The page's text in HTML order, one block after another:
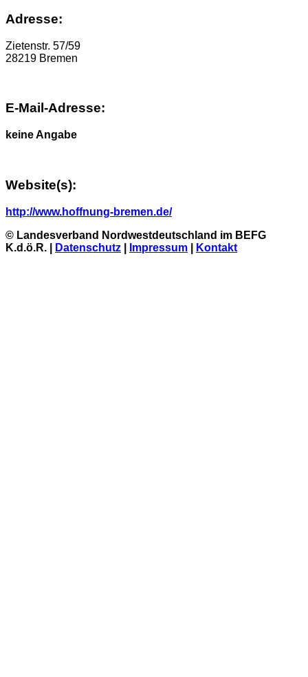
Adresse:
Zietenstr. 57/59
28219 Bremen
E-Mail-Adresse:
keine Angabe
Website(s):
http://www.hoffnung-bremen.de/
© Landesverband Nordwestdeutschland im BEFG
K.d.ö.R. |
Datenschutz Impressum Kontakt